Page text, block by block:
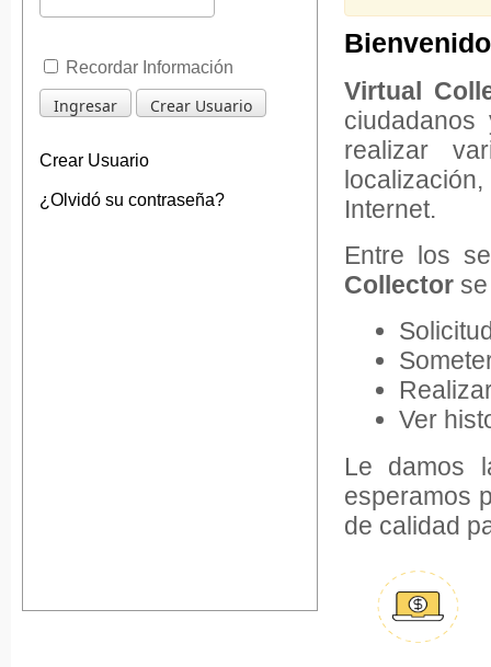
Recordar Información
Ingresar Crear Usuario
Crear Usuario
¿Olvidó su contraseña?
Virtual
realizar
Internet.
Entre los
Collector
Ver
Le damos
esperamos
de calidad